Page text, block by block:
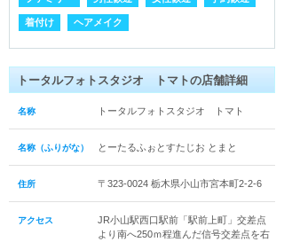
着付け ヘアメイク
トータルフォトスタジオ トマトの店舗詳細
名称 トータルフォトスタジオ トマト
名称（ふりがな） とーたるふぉとすたじお とまと
住所 〒323-0024 栃木県小山市宮本町2-2-6
アクセス
JR小山駅西口駅前「駅前上町」交差点
より南へ250ｍ程進んだ信号交差点を右